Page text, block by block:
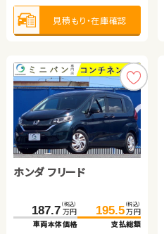
見積もり・在庫確認
ホンダ フリード
187.7 （税込）
万円
車両本体価格
195.5 （税込）
万円
支払総額
スズキ ジムニー
194.1 （税込）
万円
諸費用：4.8 万円（税込）
あり 千葉県
日産 セレナ
196.4 （税込）
万円
諸費用：11.8万円（税込）
あり 福岡県